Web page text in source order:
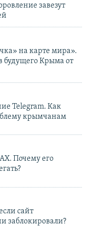
завезут
на карте мира».
будущего Крыма от
Telegram. Как
крымчанам
Почему его
сайт
заблокировали?